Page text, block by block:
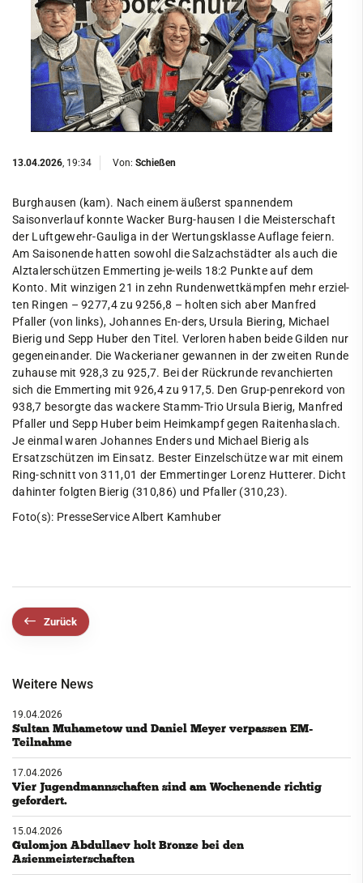
13.04.2026, 19:34 Von: Schießen
Burghausen (kam). Nach einem äußerst spannendem
Saisonverlauf konnte Wacker Burg-hausen I die Meisterschaft
der Luftgewehr-Gauliga in der Wertungsklasse Auflage feiern.
Am Saisonende hatten sowohl die Salzachstädter als auch die
Alztalerschützen Emmerting je-weils 18:2 Punkte auf dem
Konto. Mit winzigen 21 in zehn Rundenwettkämpfen mehr erziel-
ten Ringen – 9277,4 zu 9256,8 – holten sich aber Manfred
Pfaller (von links), Johannes En-ders, Ursula Biering, Michael
Bierig und Sepp Huber den Titel. Verloren haben beide Gilden nur
gegeneinander. Die Wackerianer gewannen in der zweiten Runde
zuhause mit 928,3 zu 925,7. Bei der Rückrunde revanchierten
sich die Emmerting mit 926,4 zu 917,5. Den Grup-penrekord von
938,7 besorgte das wackere Stamm-Trio Ursula Bierig, Manfred
Pfaller und Sepp Huber beim Heimkampf gegen Raitenhaslach.
Je einmal waren Johannes Enders und Michael Bierig als
Ersatzschützen im Einsatz. Bester Einzelschütze war mit einem
Ring-schnitt von 311,01 der Emmertinger Lorenz Hutterer. Dicht
dahinter folgten Bierig (310,86) und Pfaller (310,23).
Foto(s): PresseService Albert Kamhuber
Zurück
Weitere News
19.04.2026
Sultan Muhametow und Daniel Meyer verpassen EM-
Teilnahme
17.04.2026
Vier Jugendmannschaften sind am Wochenende richtig
gefordert.
15.04.2026
Gulomjon Abdullaev holt Bronze bei den
Asienmeisterschaften